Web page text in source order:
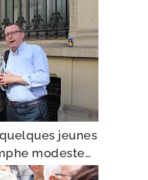
jeunes
modeste…